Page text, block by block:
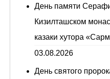
День памяти
Кизилташском
казаки хутора
03.08.2026
День святого